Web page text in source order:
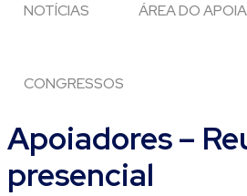
NOTÍCIAS ÁREA DO
CONGRESSOS
Apoiadores –
presencial